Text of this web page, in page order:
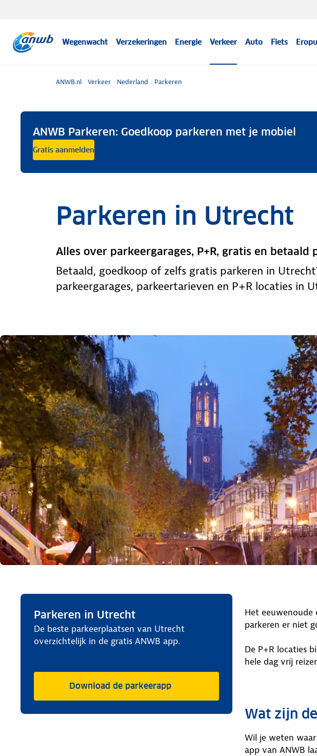
Wegenwacht Verzekeringen Energie Verkeer Auto Fiets
ANWB.nl Verkeer Nederland Parkeren
ANWB Parkeren: Goedkoop parkeren met je mobiel
Gratis aanmelden
Parkeren in Utrecht
Alles over parkeergarages, P+R, gratis en betaald
Betaald, goedkoop of zelfs gratis parkeren in
parkeergarages, parkeertarieven en P+R locaties in
Parkeren in Utrecht
De beste parkeerplaatsen van Utrecht
overzichtelijk in de gratis ANWB app.
Download de parkeerapp
Het
parkeren er niet
De P+R locaties
hele dag vrij
Wat zijn
Wil je weten
app van ANWB